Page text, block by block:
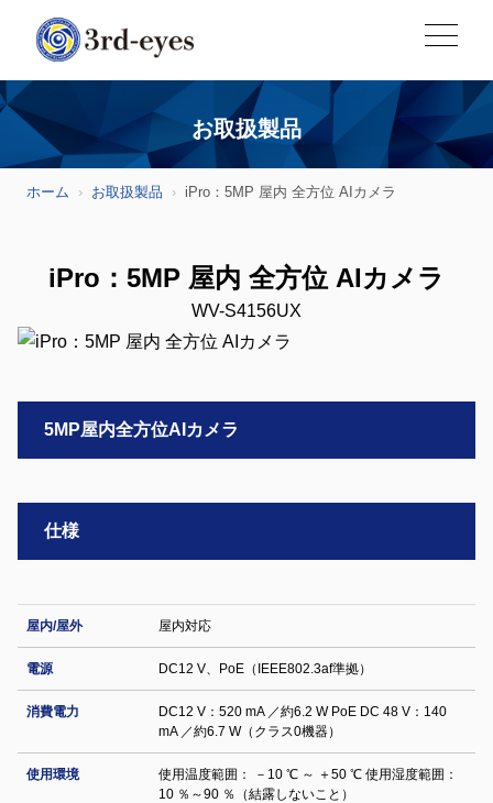
お取扱製品
ホーム お取扱製品 iPro：5MP 屋内 全方位 AIカメラ
iPro：5MP 屋内 全方位 AIカメラ
WV-S4156UX
5MP屋内全方位AIカメラ
仕様
屋内/屋外 屋内対応
電源 DC12 V、PoE（IEEE802.3af準拠）
消費電力
DC12 V：520 mA ／約6.2 W PoE DC 48 V：140
mA ／約6.7 W（クラス0機器）
使用環境
使用温度範囲： －10 ℃ ～ ＋50 ℃ 使用湿度範囲：
10 ％～90 ％（結露しないこと）